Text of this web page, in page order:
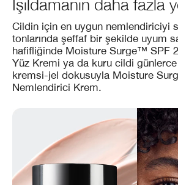
Işıldamanın daha fazla
Cildin için en uygun nemlendiriciyi
tonlarında şeffaf bir şekilde uyum
hafifliğinde Moisture Surge™ SPF
Yüz Kremi ya da kuru cildi
kremsi-jel dokusuyla Moisture
Nemlendirici Krem.